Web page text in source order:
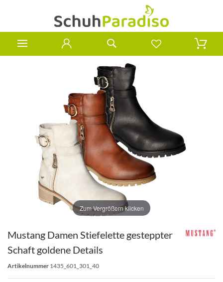
Zum Vergrößern klicken
Mustang Damen Stiefelette gesteppter
Schaft goldene Details
Artikelnummer 1435_601_301_40